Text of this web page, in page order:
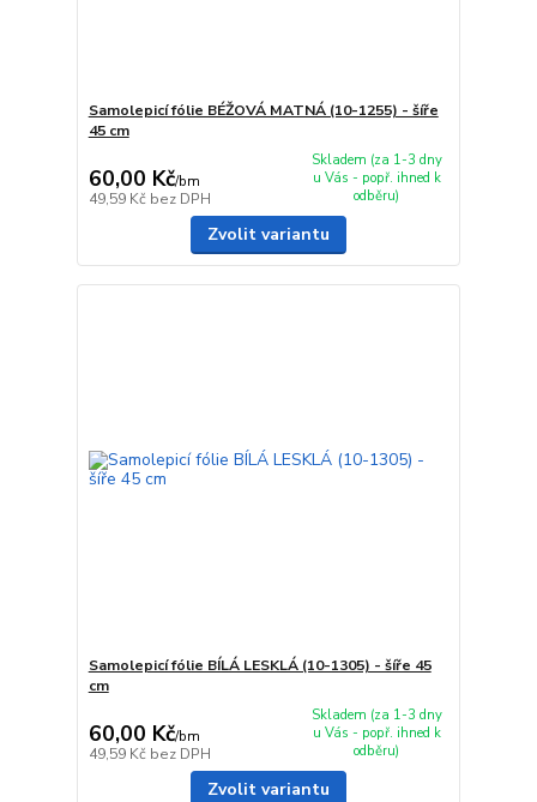
Samolepicí fólie BÉŽOVÁ MATNÁ (10-1255) - šíře
45 cm
60,00 Kč/bm
49,59 Kč bez DPH
Skladem (za 1-3 dny
u Vás - popř. ihned k
odběru)
Zvolit variantu
Samolepicí fólie BÍLÁ LESKLÁ (10-1305) - šíře 45
cm
60,00 Kč/bm
49,59 Kč bez DPH
Skladem (za 1-3 dny
u Vás - popř. ihned k
odběru)
Zvolit variantu